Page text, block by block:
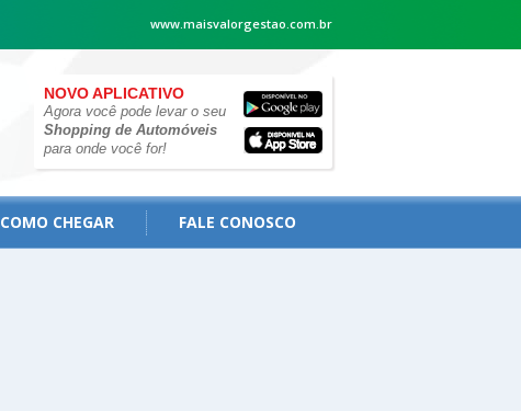
www.maisvalorgestao.com.br
NOVO APLICATIVO
Agora você pode levar o seu
Shopping de Automóveis
para onde você for!
COMO CHEGAR FALE CONOSCO